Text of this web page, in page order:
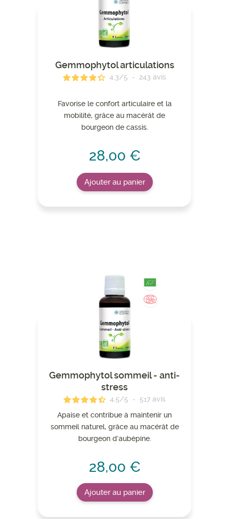
Gemmophytol articulations
4.3/5 - 243 avis
Favorise le confort articulaire et la
mobilité, grâce au macérât de
bourgeon de cassis.
28,00 €
Ajouter au panier
Gemmophytol sommeil - anti-
stress
4.5/5 - 517 avis
Apaise et contribue à maintenir un
sommeil naturel, grâce au macérât de
bourgeon d’aubépine.
28,00 €
Ajouter au panier